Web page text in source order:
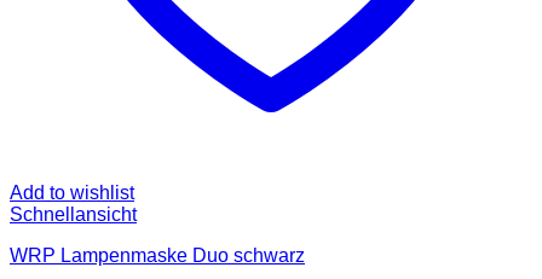
Add to wishlist
Schnellansicht
WRP Lampenmaske Duo schwarz